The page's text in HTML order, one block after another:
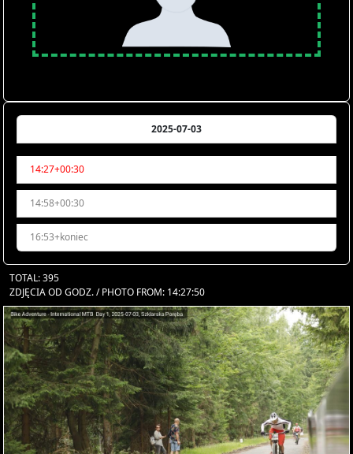
2025-07-03
14:27+00:30
14:58+00:30
16:53+koniec
TOTAL: 395
ZDJĘCIA OD GODZ. / PHOTO FROM: 14:27:50